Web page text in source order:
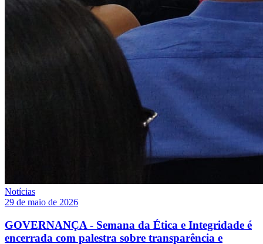
Notícias
29 de maio de 2026
GOVERNANÇA - Semana da Ética e Integridade é
encerrada com palestra sobre transparência e